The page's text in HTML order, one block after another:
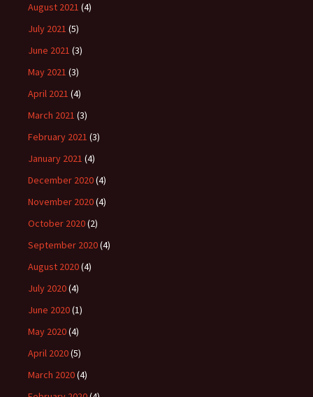
August 2021 (4)
July 2021 (5)
June 2021 (3)
May 2021 (3)
April 2021 (4)
March 2021 (3)
February 2021 (3)
January 2021 (4)
December 2020(4)
November 2020(4)
October 2020(2)
September 2020(4)
August 2020(4)
July 2020(4)
June 2020(1)
May 2020(4)
April 2020(5)
March 2020(4)